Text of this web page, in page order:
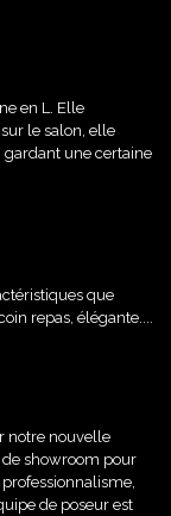
en L. Elle
le salon, elle
gardant une certaine
que
repas, élégante....
notre nouvelle
de showroom pour
de poseur est